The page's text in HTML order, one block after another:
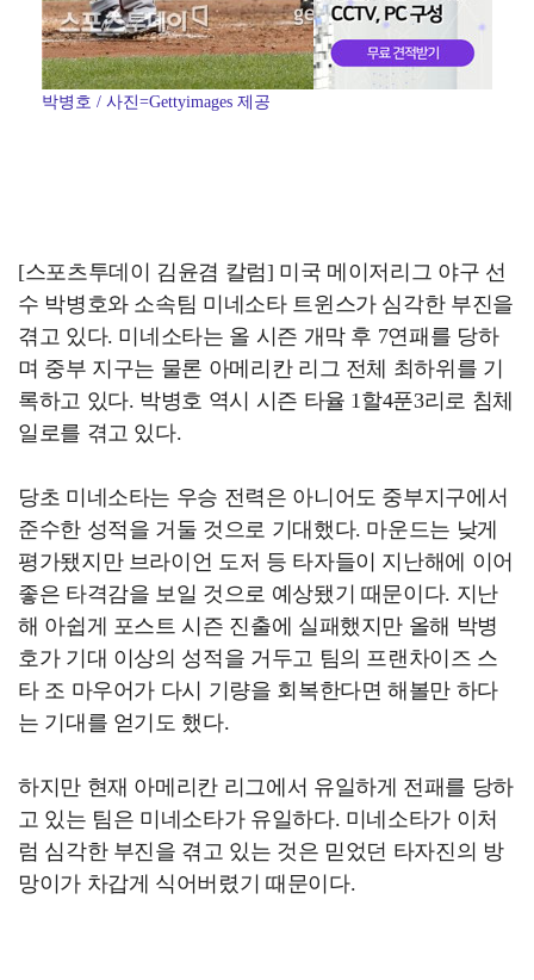
박병호 / 사진=Gettyimages 제공
[스포츠투데이 김윤겸 칼럼] 미국 메이저리그 야구 선
수 박병호와 소속팀 미네소타 트윈스가 심각한 부진을
겪고 있다. 미네소타는 올 시즌 개막 후 7연패를 당하
며 중부 지구는 물론 아메리칸 리그 전체 최하위를 기
록하고 있다. 박병호 역시 시즌 타율 1할4푼3리로 침체
일로를 겪고 있다.
당초 미네소타는 우승 전력은 아니어도 중부지구에서
준수한 성적을 거둘 것으로 기대했다. 마운드는 낮게
평가됐지만 브라이언 도저 등 타자들이 지난해에 이어
좋은 타격감을 보일 것으로 예상됐기 때문이다. 지난
해 아쉽게 포스트 시즌 진출에 실패했지만 올해 박병
호가 기대 이상의 성적을 거두고 팀의 프랜차이즈 스
타 조 마우어가 다시 기량을 회복한다면 해볼만 하다
는 기대를 얻기도 했다.
하지만 현재 아메리칸 리그에서 유일하게 전패를 당하
고 있는 팀은 미네소타가 유일하다. 미네소타가 이처
럼 심각한 부진을 겪고 있는 것은 믿었던 타자진의 방
망이가 차갑게 식어버렸기 때문이다.